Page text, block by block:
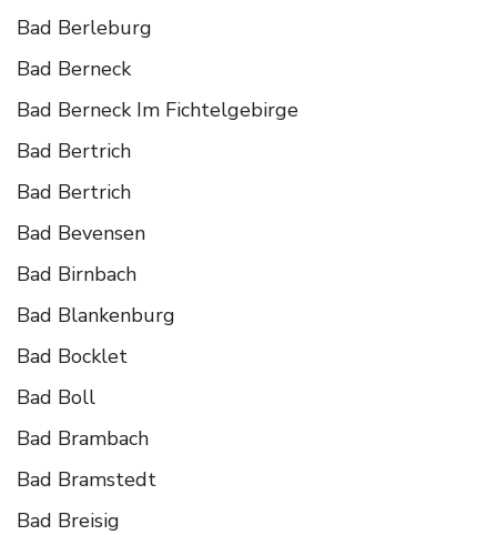
Bad Berleburg
Bad Berneck
Bad Berneck Im Fichtelgebirge
Bad Bertrich
Bad Bertrich
Bad Bevensen
Bad Birnbach
Bad Blankenburg
Bad Bocklet
Bad Boll
Bad Brambach
Bad Bramstedt
Bad Breisig